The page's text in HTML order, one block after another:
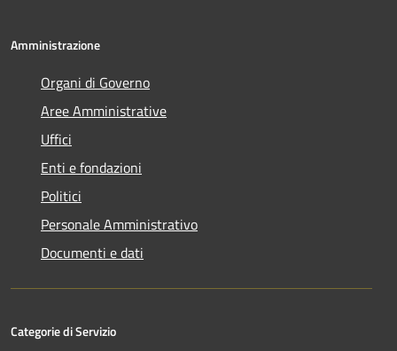
Amministrazione
Organi di Governo
Aree Amministrative
Uffici
Enti e fondazioni
Politici
Personale Amministrativo
Documenti e dati
Categorie di Servizio